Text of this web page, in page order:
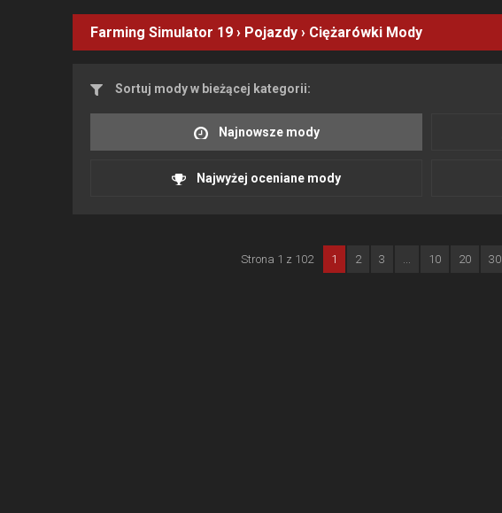
Farming Simulator 19 › Pojazdy › Ciężarówki Mody
Sortuj mody w bieżącej kategorii:
Najnowsze mody
Najwyżej oceniane mody
Strona 1 z 102 1 2 3 ... 10 20 30